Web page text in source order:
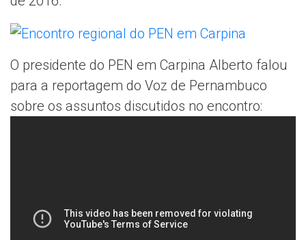
O presidente do PEN em Carpina Alberto falou
para a reportagem do Voz de Pernambuco
sobre os assuntos discutidos no encontro: